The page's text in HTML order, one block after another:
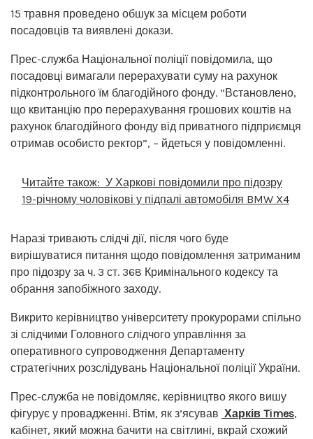
15 травня проведено обшук за місцем роботи
посадовців та виявлені докази.
Прес-служба Національної поліції повідомила, що
посадовці вимагали перерахувати суму на рахунок
підконтрольного їм благодійного фонду. “Встановлено,
що квитанцію про перерахування грошових коштів на
рахунок благодійного фонду від приватного підприємця
отримав особисто ректор”, – йдеться у повідомленні.
Читайте також: У Харкові повідомили про підозру
19-річному чоловікові у підпалі автомобіля BMW X4
Наразі тривають слідчі дії, після чого буде
вирішуватися питання щодо повідомлення затриманим
про підозру за ч. 3 ст. 368 Кримінального кодексу та
обрання запобіжного заходу.
Викрито керівництво університету прокурорами спільно
зі слідчими Головного слідчого управління за
оперативного супроводження Департаменту
стратегічних розслідувань Національної поліції України.
Прес-служба не повідомляє, керівництво якого вишу
фігурує у провадженні. Втім, як з’ясував Харків Times,
кабінет, який можна бачити на світлині, вкрай схожий